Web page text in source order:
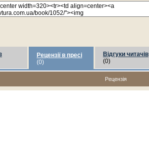
Рецензії в пресі
(0)
Відгуки читачів
(0)
Рецензія